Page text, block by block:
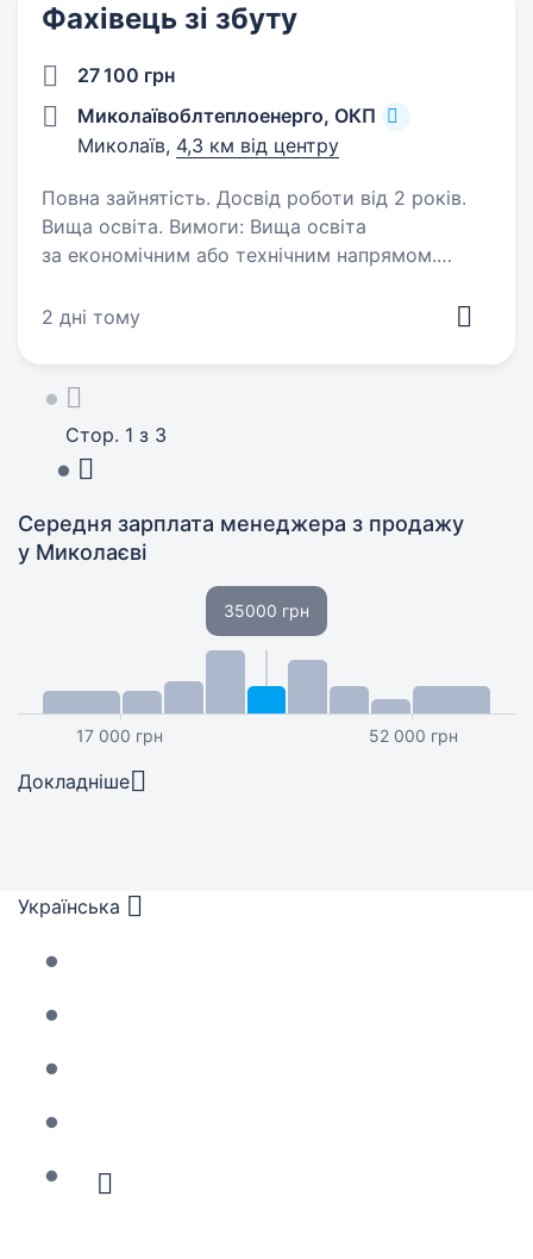
Фахівець зі збуту
27 100 грн
Миколаївоблтеплоенерго, ОКП
Миколаїв, 4,3 км від центру
Повна зайнятість. Досвід роботи від 2 років.
Вища освіта. Вимоги: Вища освіта
за економічним або технічним напрямом.
та бухгалтерського обліку. Досвід роботи
2 дні тому
Стор. 1 з 3
Середня зарплата менеджера з продажу
у Миколаєві
17 000 грн
35000 грн
52 000 грн
Докладніше
Українська